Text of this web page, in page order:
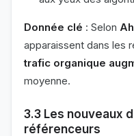
Donnée clé : Selon
apparaissent dans les
trafic organique
moyenne.
3.3 Les nouveaux
référenceurs